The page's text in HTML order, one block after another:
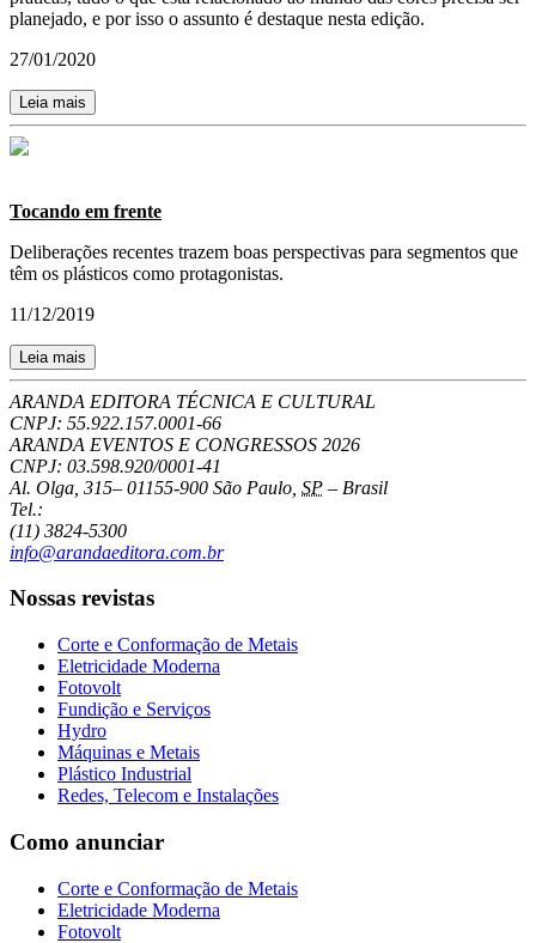
planejado, e por isso o assunto é destaque nesta edição.
27/01/2020
Leia mais
Tocando em frente
Deliberações recentes trazem boas perspectivas para segmentos que
têm os plásticos como protagonistas.
11/12/2019
Leia mais
ARANDA EDITORA TÉCNICA E CULTURAL
CNPJ: 55.922.157.0001-66
ARANDA EVENTOS E CONGRESSOS 2026
CNPJ: 03.598.920/0001-41
Al. Olga, 315– 01155-900 São Paulo SP – Brasil
Tel.:
(11) 3824-5300
info@arandaeditora.com.br
Nossas revistas
Corte e Conformação de Metais
Eletricidade Moderna
Fotovolt
Fundição e Serviços
Hydro
Máquinas e Metais
Plástico Industrial
Redes, Telecom e Instalações
Como anunciar
Corte e Conformação de Metais
Eletricidade Moderna
Fotovolt